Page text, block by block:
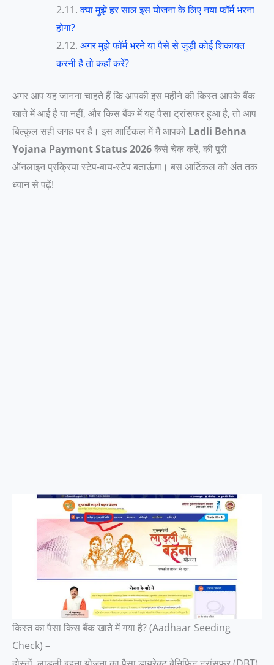
क्या मुझे हर साल इस योजना के लिए नया फॉर्म भरना
होगा?
अगर मुझे फॉर्म भरने या पैसे से जुड़ी कोई शिकायत
करनी है तो कहाँ करें?
अगर आप यह जानना चाहते हैं कि आपकी इस महीने की किस्त आपके बैंक
खाते में आई है या नहीं, और किस बैंक में यह पैसा ट्रांसफर हुआ है, तो आप
बिल्कुल सही जगह पर हैं। इस आर्टिकल में मैं आपको Ladli Behna
Yojana Payment Status 2026कैसे चेक करें, की पूरी
ऑनलाइन प्रक्रिया स्टेप-बाय-स्टेप बताऊंगा। बस आर्टिकल को अंत तक
ध्यान से पढ़ें!
किस्त का पैसा किस बैंक खाते में गया है? (Aadhaar Seeding
Check) –